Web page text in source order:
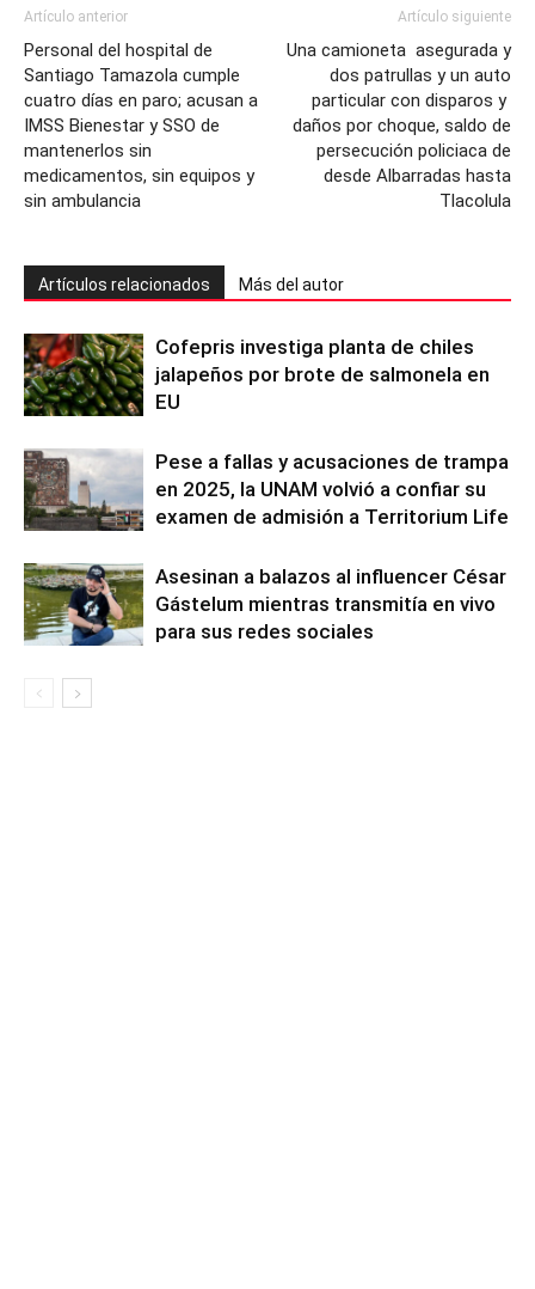
Artículo anterior
Personal del hospital de
Santiago Tamazola cumple
cuatro días en paro; acusan a
IMSS Bienestar y SSO de
mantenerlos sin
medicamentos, sin equipos y
sin ambulancia
Artículo siguiente
Una camioneta asegurada y
dos patrullas y un auto
particular con disparos y
daños por choque, saldo de
persecución policiaca de
desde Albarradas hasta
Tlacolula
Artículos relacionados Más del autor
Cofepris investiga planta de chiles
jalapeños por brote de salmonela en
EU
Pese a fallas y acusaciones de trampa
en 2025, la UNAM volvió a confiar su
examen de admisión a Territorium Life
Asesinan a balazos al influencer César
Gástelum mientras transmitía en vivo
para sus redes sociales